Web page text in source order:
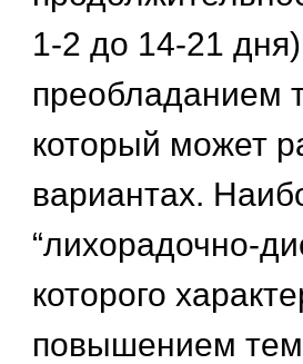
1-2 до 14-21
преобладанием
который может
вариантах.
“лихорадочно-
которого
повышением